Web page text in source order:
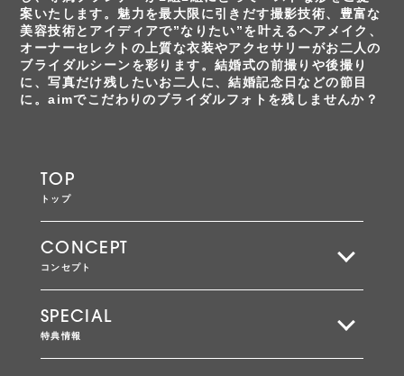
案いたします。 魅力を最大限に引きだす撮影技術、豊富な
美容技術とアイディアで”なりたい”を叶えるヘアメイク、
オーナーセレクトの上質な衣装やアクセサリーがお二人の
ブライダルシーンを彩ります。結婚式の前撮りや後撮り
に、写真だけ残したいお二人に、結婚記念日などの節目
に。aimでこだわりのブライダルフォトを残しませんか？
TOP
トップ
CONCEPT
コンセプト
SPECIAL
特典情報